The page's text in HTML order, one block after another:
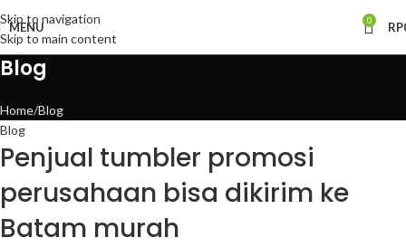
Skip to navigation
Skip to main content
MENU 0 RP
Blog
Home Blog
Blog
Penjual tumbler promosi
perusahaan bisa dikirim ke
Batam murah